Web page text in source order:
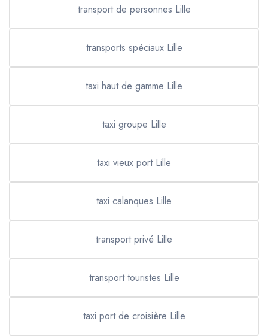
transport de personnes Lille
transports spéciaux Lille
taxi haut de gamme Lille
taxi groupe Lille
taxi vieux port Lille
taxi calanques Lille
transport privé Lille
transport touristes Lille
taxi port de croisière Lille